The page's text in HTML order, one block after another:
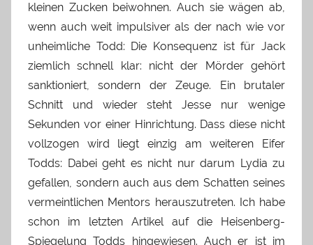
kleinen Zucken beiwohnen. Auch sie wägen ab,
wenn auch weit impulsiver als der nach wie vor
unheimliche Todd: Die Konsequenz ist für Jack
ziemlich schnell klar: nicht der Mörder gehört
sanktioniert, sondern der Zeuge. Ein brutaler
Schnitt und wieder steht Jesse nur wenige
Sekunden vor einer Hinrichtung. Dass diese nicht
vollzogen wird liegt einzig am weiteren Eifer
Todds: Dabei geht es nicht nur darum Lydia zu
gefallen, sondern auch aus dem Schatten seines
vermeintlichen Mentors herauszutreten. Ich habe
schon im letzten Artikel auf die Heisenberg-
Spiegelung Todds hingewiesen. Auch er ist im